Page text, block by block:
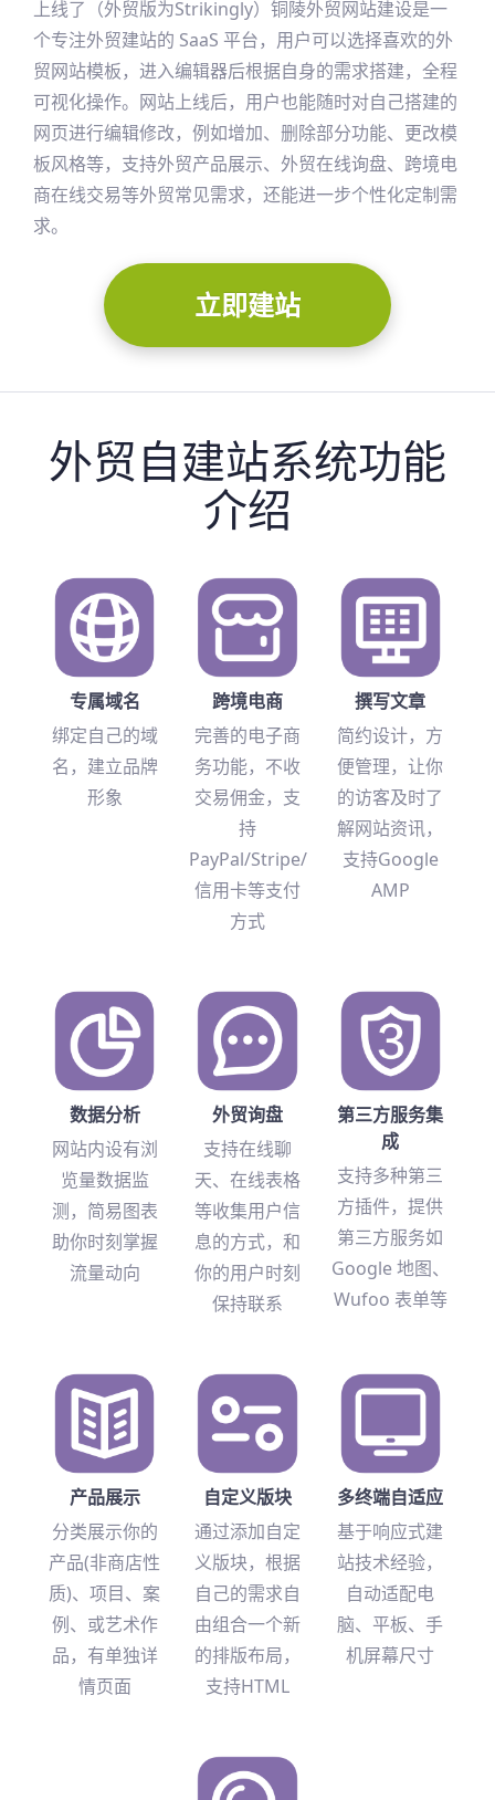
上线了（外贸版为Strikingly） 铜陵外贸网站建设是一
个专注外贸建站的 SaaS 平台，用户可以选择喜欢的外
贸网站模板，进入编辑器后根据自身的需求搭建，全程
可视化操作。网站上线后，用户也能随时对自己搭建的
网页进行编辑修改，例如增加、删除部分功能、更改模
板风格等，支持外贸产品展示、外贸在线询盘、跨境电
商在线交易等外贸常见需求，还能进一步个性化定制需
求。
立即建站
外贸自建站系统功能
介绍
专属域名
绑定自己的域
名，建立品牌
形象
跨境电商
完善的电子商
务功能，不收
交易佣金，支
持
PayPal/Stripe/
信用卡等支付
方式
撰写文章
简约设计，方
便管理，让你
的访客及时了
解网站资讯，
支持Google
AMP
数据分析
网站内设有浏
览量数据监
测，简易图表
助你时刻掌握
流量动向
外贸询盘
支持在线聊
天、在线表格
等收集用户信
息的方式，和
你的用户时刻
保持联系
第三方服务集
成
支持多种第三
方插件，提供
第三方服务如
Google 地图、
Wufoo 表单等
产品展示
分类展示你的
产品(非商店性
质)、项目、案
例、或艺术作
品，有单独详
情页面
自定义版块
通过添加自定
义版块，根据
自己的需求自
由组合一个新
的排版布局，
支持HTML
多终端自适应
基于响应式建
站技术经验，
自动适配电
脑、平板、手
机屏幕尺寸